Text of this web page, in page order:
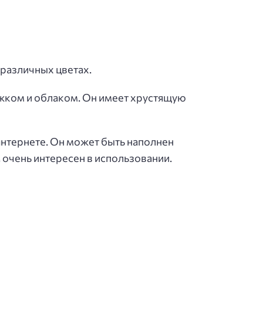
цветах.
и облаком. Он имеет хрустящую
Он может быть наполнен
интересен в использовании.